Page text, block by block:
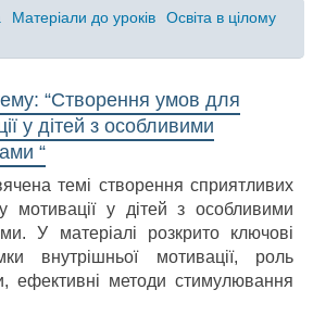
Матеріали до уроків
Освіта в цілому
“Створення умов для
у дітей з особливими
“
темі створення сприятливих
мотивації у дітей з особливими
У матеріалі розкрито ключові
внутрішньої мотивації, роль
ефективні методи стимулювання